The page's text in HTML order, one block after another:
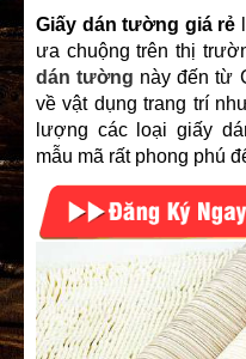
Giấy dán tường giá rẻ
ưa chuộng trên thị
dán tường này đến từ
về vật dụng trang trí
lượng các loại giấy
mẫu mã rất phong phú